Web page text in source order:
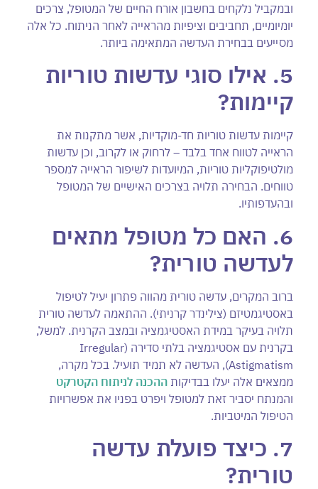
ובמקביל נלקחים בחשבון אורח החיים של המטופל, צרכים
יומיומיים, תחביבים וציפיות מהראייה לאחר הניתוח. כל אלה
מסייעים בבחירת העדשה המתאימה ביותר.
5. אילו סוגי עדשות טוריות
קיימות?
קיימות עדשות טוריות חד-מוקדיות, אשר מתקנות את
הראייה לטווח אחד בלבד – לרחוק או לקרוב, וכן עדשות
מולטיפוקליות טוריות, המיועדות לשיפור הראייה למספר
טווחים. הבחירה תלויה בצרכים האישיים של המטופל
ובהעדפותיו.
6. האם כל מטופל מתאים
לעדשה טורית?
ברוב המקרים, עדשה טורית מהווה פתרון יעיל לטיפול
באסטיגמטיזם (צילינדר קרניתי). ההתאמה לעדשה טורית
תלויה בעיקר במידת האסטיגמציה ובמצב הקרנית. למשל,
בקרנית עם אסטיגמציה בלתי סדירה (Irregular
Astigmatism), העדשה לא תמיד תועיל. בכל מקרה,
ממצאים אלה יעלו בבדיקות ההכנה לניתוח הקטרקט
והמנתח יסביר זאת למטופל ויפרט בפניו את אפשרויות
הטיפול המיטביות.
7. כיצד פועלת עדשה
טורית?